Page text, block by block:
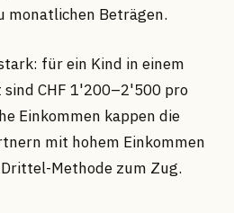
monatlichen Beträgen.
für ein Kind in einem
CHF 1'200–2'500 pro
Einkommen kappen die
mit hohem Einkommen
Methode zum Zug.